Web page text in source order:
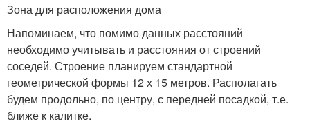
Зона для расположения дома
Напоминаем, что помимо данных расстояний
необходимо учитывать и расстояния от строений
соседей. Строение планируем стандартной
геометрической формы 12 х 15 метров. Располагать
будем продольно, по центру, с передней посадкой, т.е.
ближе к калитке.